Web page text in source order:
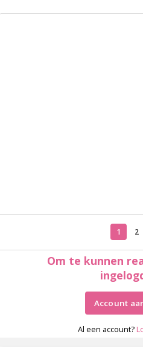
1 2
Om te kunnen
Account
Al een account?